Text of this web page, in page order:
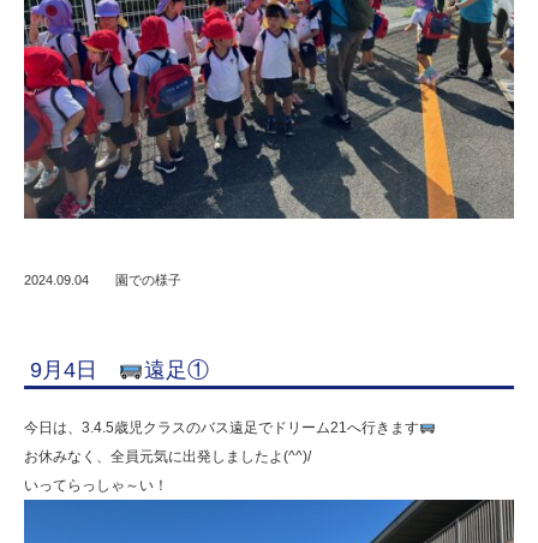
2024.09.04 園での様子
9月4日 遠足①
今日は、3.4.5歳児クラスのバス遠足でドリーム21へ行きます
お休みなく、全員元気に出発しましたよ(^^)/
いってらっしゃ～い！